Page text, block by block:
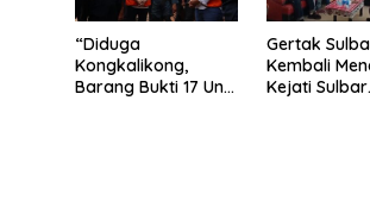
“Diduga
Kongkalikong,
Barang Bukti 17 Unit
Gertak
Kembali
Kejati Sulbar